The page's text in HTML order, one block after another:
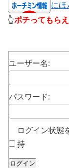
にほ
👆ポチってもら
ユーザー名:
パスワード:
ログイン状態
持
ログイン